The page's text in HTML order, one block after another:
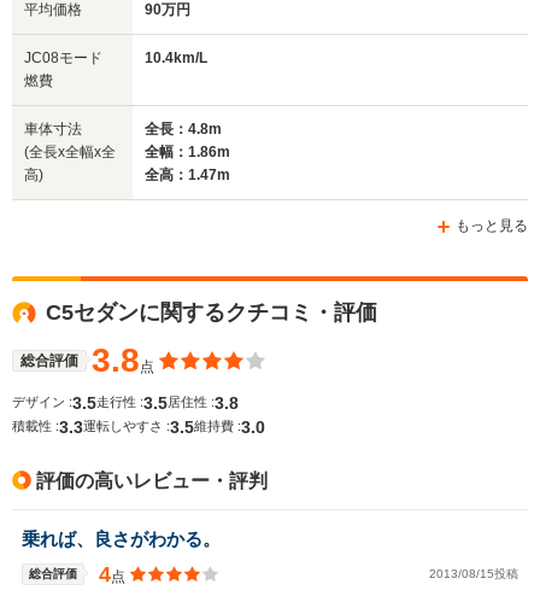
サイズ
(全長x全幅x全高)
WLTCモード
燃費
全幅
1.77m～1.78m
平均価格 90万円
JC08モード
燃費
10.4km/L
車体寸法
(全長x全幅x全
高)
全長：4.8m
全幅：1.86m
全高：1.47m
もっと見る
C5セダンに関するクチコミ・評価
総合評価 3.8点
デザイン :3.5走行性 :3.5 居住性 :3.8
積載性 :3.3運転しやすさ :3.5維持費 :3.0
評価の高いレビュー・評判
乗れば、良さがわかる。
総合評価 4点 2013/08/15投稿